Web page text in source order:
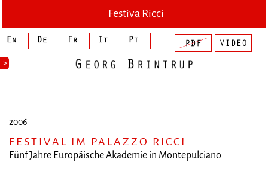
>
Festiva Ricci
2006
FESTIVAL IM PALAZZO RICCI
Fünf Jahre Europäische Akademie in Montepulciano